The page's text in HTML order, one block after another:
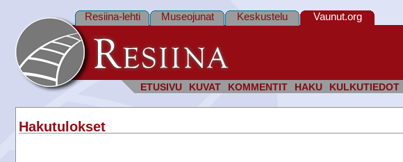
ETUSIVU KUVAT KOMMENTIT HAKU KULKUTIEDOT
Resiina-lehti Museojunat Keskustelu Vaunut.org
Hakutulokset